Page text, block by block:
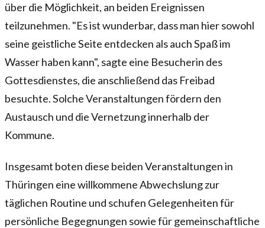
über die Möglichkeit, an beiden Ereignissen
teilzunehmen. "Es ist wunderbar, dass man hier sowohl
seine geistliche Seite entdecken als auch Spaß im
Wasser haben kann", sagte eine Besucherin des
Gottesdienstes, die anschließend das Freibad
besuchte. Solche Veranstaltungen fördern den
Austausch und die Vernetzung innerhalb der
Kommune.
Insgesamt boten diese beiden Veranstaltungen in
Thüringen eine willkommene Abwechslung zur
täglichen Routine und schufen Gelegenheiten für
persönliche Begegnungen sowie für gemeinschaftliche